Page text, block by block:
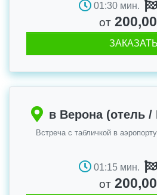
01:30 мин.
от
ЗАКАЗАТЬ
в Верона (отель /
Встреча с табличкой в аэропорту
01:15 мин.
от